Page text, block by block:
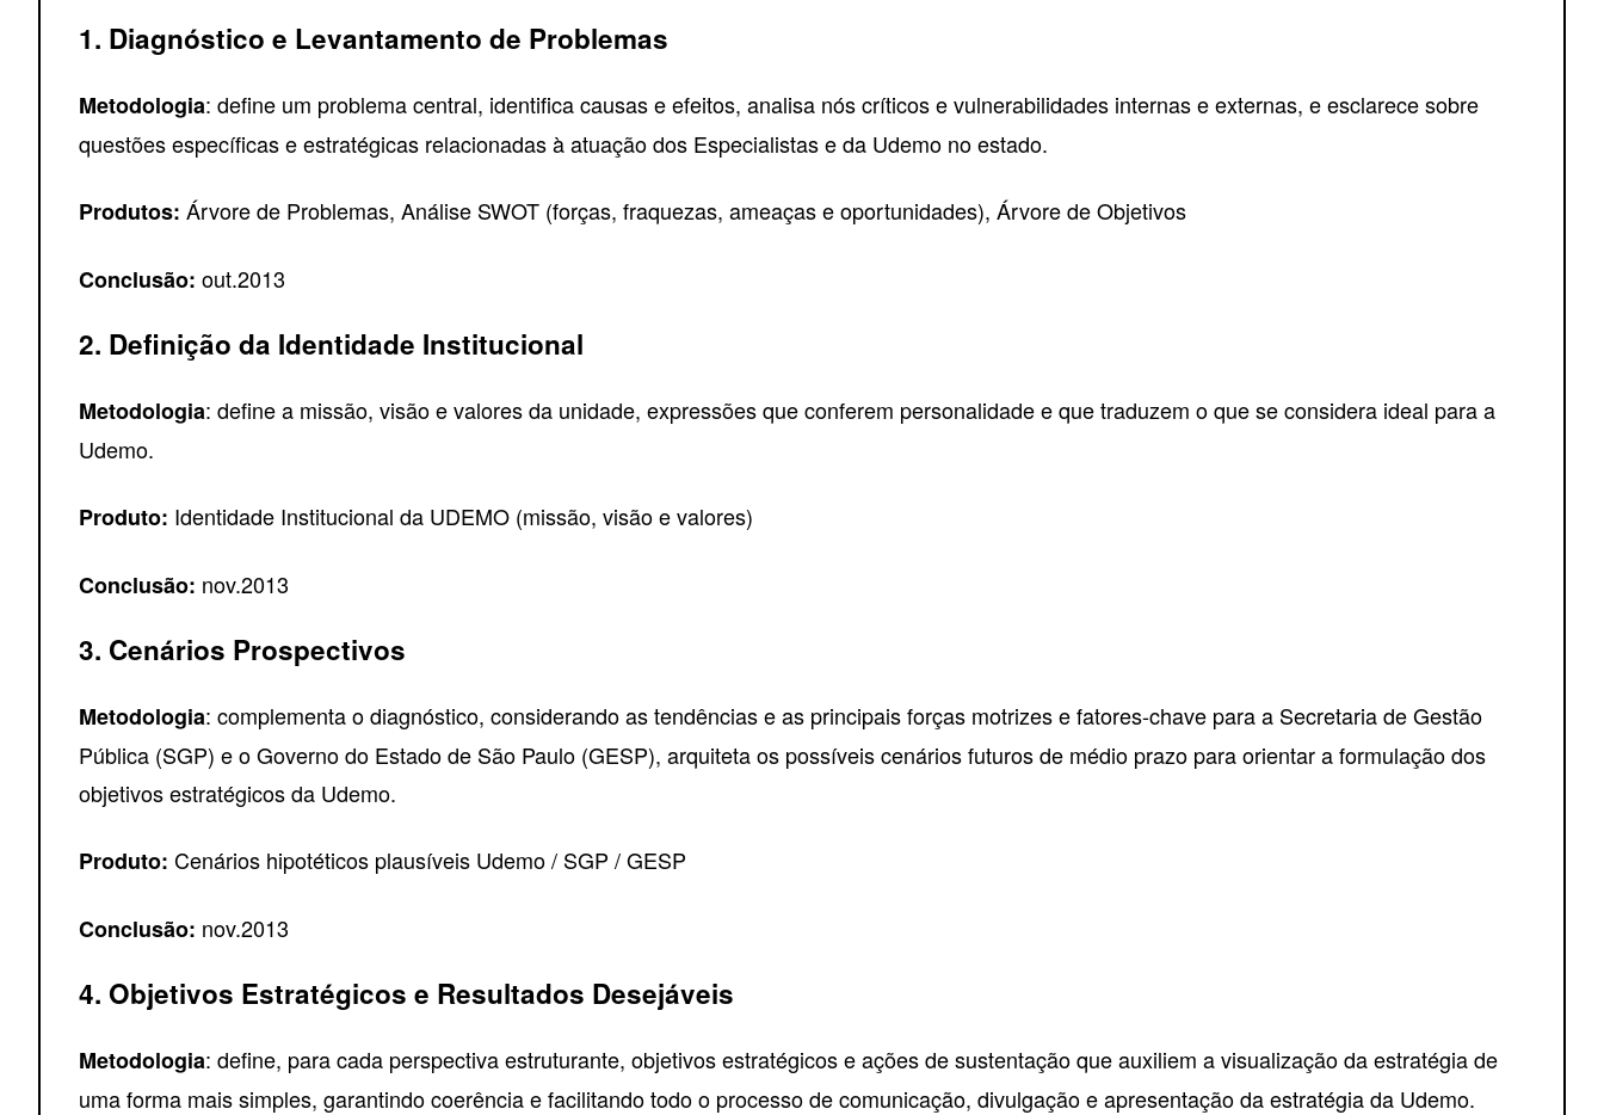
1. Diagnóstico e Levantamento de Problemas
Metodologia: define um problema central, identifica causas e efeitos, analisa nós críticos e vulnerabilidades internas e externas, e esclarece sobre
questões específicas e estratégicas relacionadas à atuação dos Especialistas e da Udemo no estado.
Produtos: Árvore de Problemas, Análise SWOT (forças, fraquezas, ameaças e oportunidades), Árvore de Objetivos
Conclusão: out.2013
2. Definição da Identidade Institucional
Metodologia: define a missão, visão e valores da unidade, expressões que conferem personalidade e que traduzem o que se considera ideal para a
Udemo.
Produto: Identidade Institucional da UDEMO (missão, visão e valores)
Conclusão: nov.2013
3. Cenários Prospectivos
Metodologia: complementa o diagnóstico, considerando as tendências e as principais forças motrizes e fatores-chave para a Secretaria de Gestão
Pública (SGP) e o Governo do Estado de São Paulo (GESP), arquiteta os possíveis cenários futuros de médio prazo para orientar a formulação dos
objetivos estratégicos da Udemo.
Produto: Cenários hipotéticos plausíveis Udemo / SGP / GESP
Conclusão: nov.2013
4. Objetivos Estratégicos e Resultados Desejáveis
Metodologia: define, para cada perspectiva estruturante, objetivos estratégicos e ações de sustentação que auxiliem a visualização da estratégia de
uma forma mais simples, garantindo coerência e facilitando todo o processo de comunicação, divulgação e apresentação da estratégia da Udemo.